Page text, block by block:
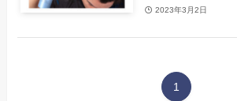
2023年3月2日
1